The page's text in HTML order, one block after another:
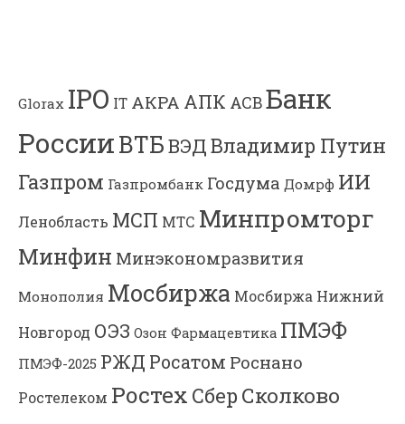
Glorax IPO IT АКРА АПК АСВБанк
РоссииВТБВЭДВладимир Путин
Газпром Газпромбанк Госдума Домрф ИИ
Ленобласть МСП МТС Минпромторг
Минфин Минэкономразвития
Монополия Мосбиржа Мосбиржа Нижний
Новгород ОЭЗ Озон Фармацевтика ПМЭФ
ПМЭФ-2025 РЖД Росатом Роснано
Ростелеком Ростех Сбер Сколково